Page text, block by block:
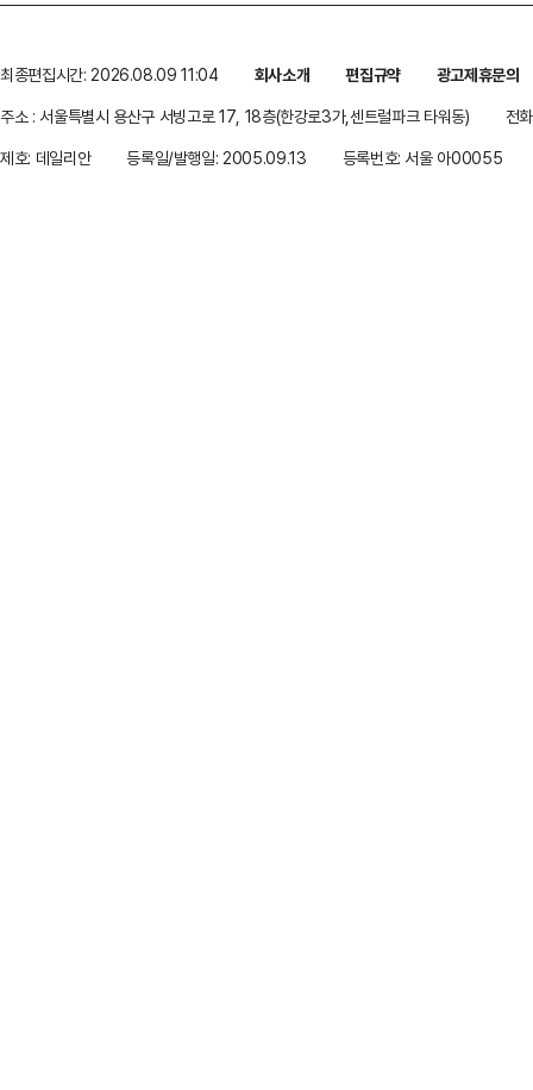
최종편집시간: 2026.08.09 11:04 회사소개 편집규약
광고제휴문의
주소 : 서울특별시 용산구 서빙고로 17, 18층(한강로3가,센트럴파크 타워동)
전
제호: 데일리안
등록일/발행일: 2005.09.13 등록번호: 서울 아00055